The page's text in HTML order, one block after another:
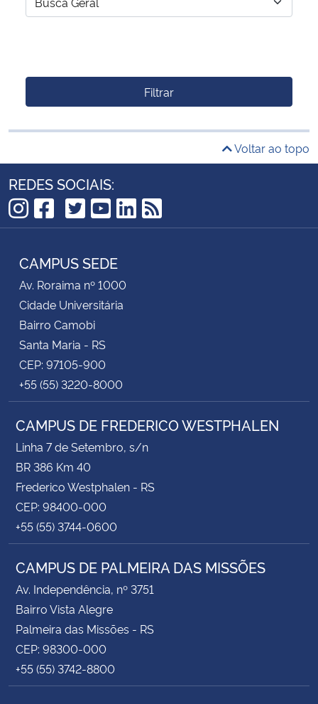
Filtrar
Voltar ao topo
REDES SOCIAIS:
Instagram
Facebook
TikTok
Twitter
YouTube
LinkedIn
RSS
CAMPUS SEDE
Av. Roraima nº 1000
Cidade Universitária
Bairro Camobi
Santa Maria - RS
CEP: 97105-900
+55 (55) 3220-8000
CAMPUS DE FREDERICO WESTPHALEN
Linha 7 de Setembro, s/n
BR 386 Km 40
Frederico Westphalen - RS
CEP: 98400-000
+55 (55) 3744-0600
CAMPUS DE PALMEIRA DAS MISSÕES
Av. Independência, nº 3751
Bairro Vista Alegre
Palmeira das Missões - RS
CEP: 98300-000
+55 (55) 3742-8800